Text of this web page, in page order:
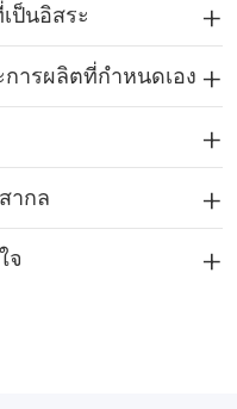
ป็นอิสระ
ารผลิตที่กำหนดเอง
ากล
จ